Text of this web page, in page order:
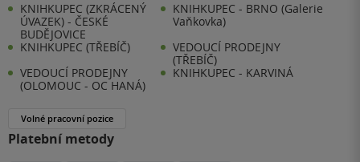
KNIHKUPEC (ZKRÁCENÝ
ÚVAZEK) - ČESKÉ
BUDĚJOVICE
KNIHKUPEC - BRNO (Galerie
Vaňkovka)
KNIHKUPEC (TŘEBÍČ)
VEDOUCÍ PRODEJNY
(TŘEBÍČ)
VEDOUCÍ PRODEJNY
(OLOMOUC - OC HANÁ)
KNIHKUPEC - KARVINÁ
Volné pracovní pozice
Platební metody